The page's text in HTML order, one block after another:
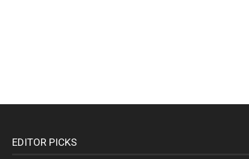
EDITOR PICKS